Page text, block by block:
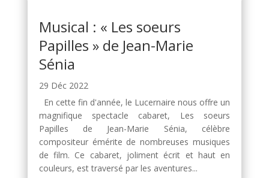
Musical : « Les soeurs
Papilles » de Jean-Marie
Sénia
29 Déc 2022
En cette fin d'année, le Lucernaire nous offre un
magnifique spectacle cabaret, Les soeurs
Papilles de Jean-Marie Sénia, célèbre
compositeur émérite de nombreuses musiques
de film. Ce cabaret, joliment écrit et haut en
couleurs, est traversé par les aventures...